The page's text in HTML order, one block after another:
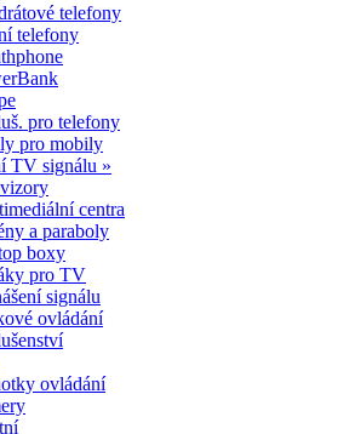
telefony
telefony
pro telefony
pro mobily
TV signálu »
centra
a paraboly
boxy
pro TV
signálu
ovládání
ovládání